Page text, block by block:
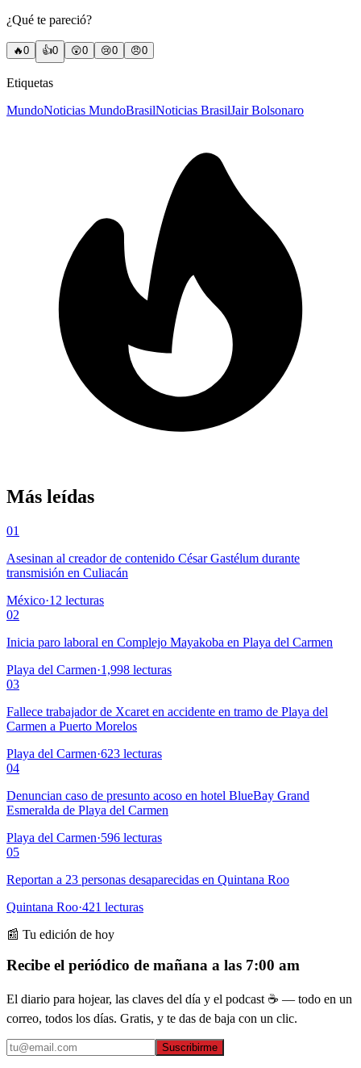
¿Qué te pareció?
🔥0 👍0 😲0 😢0 😠0
Etiquetas
MundoNoticias MundoBrasilNoticias BrasilJair Bolsonaro
Más leídas
01
Asesinan al creador de contenido César Gastélum durante
transmisión en Culiacán
México·12 lecturas
02
Inicia paro laboral en Complejo Mayakoba en Playa del Carmen
Playa del Carmen·1,998 lecturas
03
Fallece trabajador de Xcaret en accidente en tramo de Playa del
Carmen a Puerto Morelos
Playa del Carmen·623 lecturas
04
Denuncian caso de presunto acoso en hotel BlueBay Grand
Esmeralda de Playa del Carmen
Playa del Carmen·596 lecturas
05
Reportan a 23 personas desaparecidas en Quintana Roo
Quintana Roo·421 lecturas
📰 Tu edición de hoy
Recibe el periódico de mañana a las 7:00 am
El diario para hojear, las claves del día y el podcast ☕ — todo en un
correo, todos los días. Gratis, y te das de baja con un clic.
Suscribirme